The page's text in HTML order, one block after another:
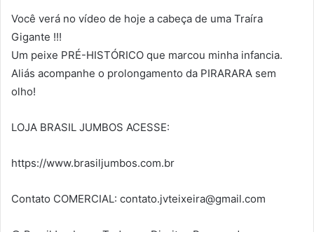
Você verá no vídeo de hoje a cabeça de uma Traíra
Gigante !!!
Um peixe PRÉ-HISTÓRICO que marcou minha infancia.
Aliás acompanhe o prolongamento da PIRARARA sem
olho!
LOJA BRASIL JUMBOS ACESSE:
https://www.brasiljumbos.com.br
Contato COMERCIAL: contato.jvteixeira@gmail.com